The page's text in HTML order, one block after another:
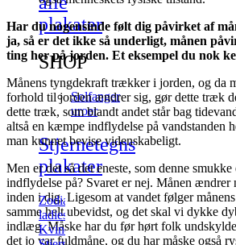
plakater
SHOP
Solfanger
uroer
Stjernetegns
plakater
Zodiac
ladies
Kvindelige
Har du nogensinde følt dig påvirket af
ja, så er det ikke så underligt, månen
ting her på jorden. Et eksempel du nok
Månens tyngdekraft trækker i jorden, og da
forhold til jorden ændrer sig, gør dette træk
dette træk, som blandt andet står bag
altså en kæmpe indflydelse på vandstanden
man kunnet bevise videnskabeligt.
Men er det så det eneste, som denne
indflydelse på? Svaret er nej. Månen ændrer
inden i dig. Ligesom at vandet følger
samme helt ubevidst, og det skal vi dykke
indlæg. Måske har du før hørt folk
det jo var fuldmåne, og du har måske også